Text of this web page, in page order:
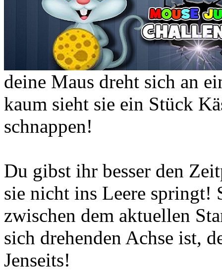
deine Maus dreht sich an
kaum sieht sie ein Stück
schnappen!
Du gibst ihr besser den
sie nicht ins Leere springt!
zwischen dem aktuellen
sich drehenden Achse ist,
Jenseits!